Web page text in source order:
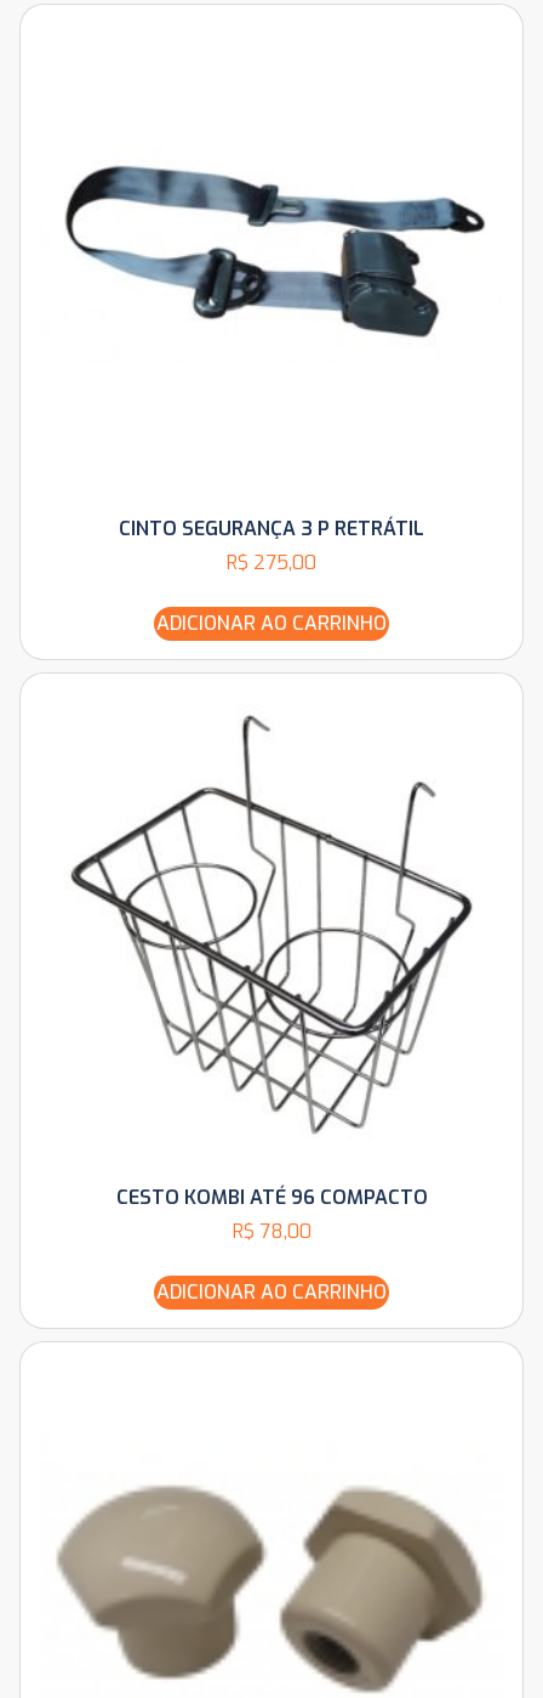
CINTO SEGURANÇA 3 P RETRÁTIL
R$ 275,00
ADICIONAR AO CARRINHO
CESTO KOMBI ATÉ 96 COMPACTO
R$ 78,00
ADICIONAR AO CARRINHO